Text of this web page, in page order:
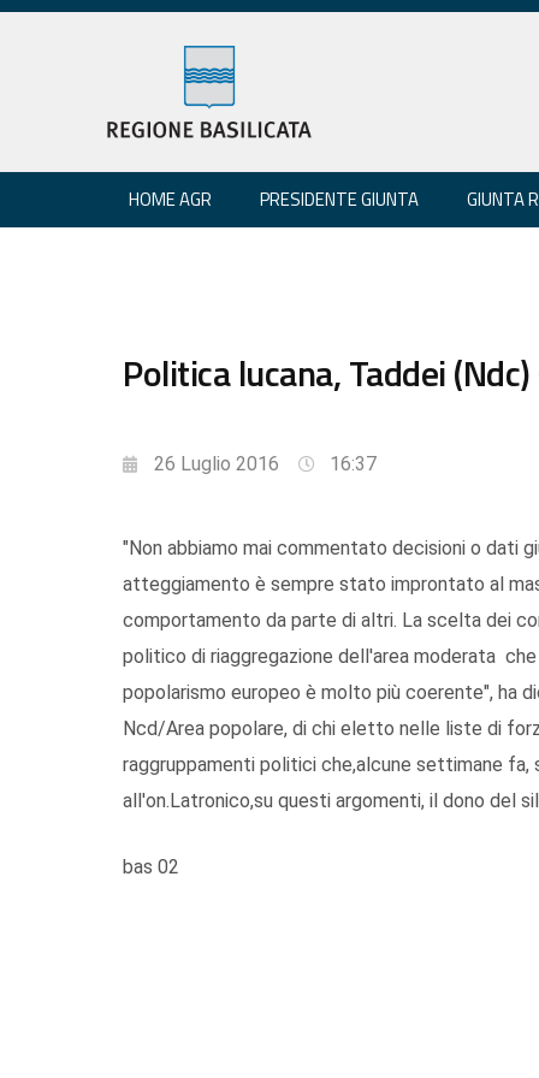
HOME AGR PRESIDENTE GIUNTA GIUNTA
Politica lucana, Taddei
26 Luglio 2016 16:37
"Non abbiamo mai commentato decisioni o dati
atteggiamento è sempre stato improntato al
comportamento da parte di altri. La scelta dei
politico di riaggregazione dell'area moderata
popolarismo europeo è molto più coerente", ha
Ncd/Area popolare, di chi eletto nelle liste di
raggruppamenti politici che,alcune settimane
all'on.Latronico,su questi argomenti, il dono del
bas 02